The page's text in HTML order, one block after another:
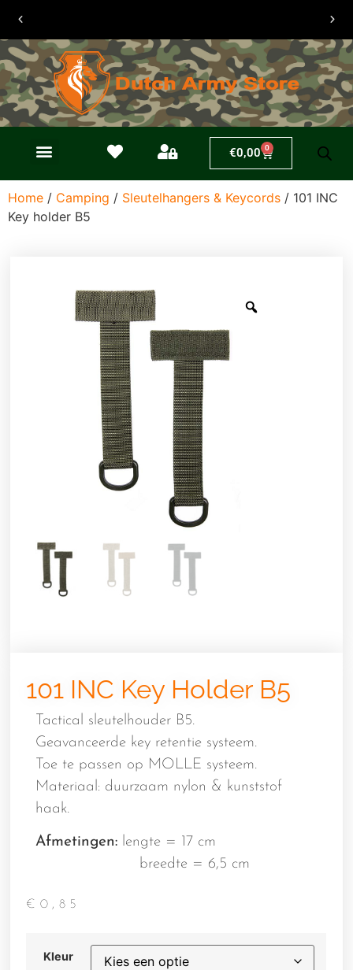
30 dagen
retouren
€0,00 0
Home / Camping / Sleutelhangers & Keycords / 101 INC
Key holder B5
101 INC Key Holder B5
Tactical sleutelhouder B5.
Geavanceerde key retentie systeem.
Toe te passen op MOLLE systeem.
Materiaal: duurzaam nylon & kunststof
haak.
Afmetingen:lengte = 17 cm
breedte = 6,5 cm
€ 0,85
Kleur